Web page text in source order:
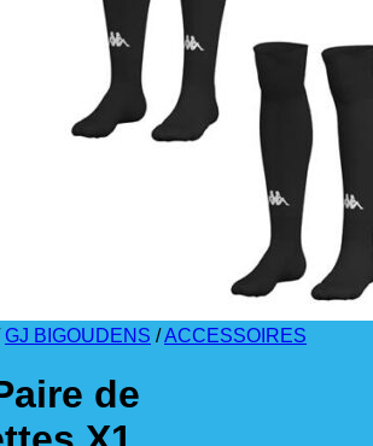
des équipements du club
GJ BIGOUDENS /ACCESSOIRES
de